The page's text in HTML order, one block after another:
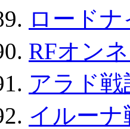
ロード
RFオン
アラド戦
イルー